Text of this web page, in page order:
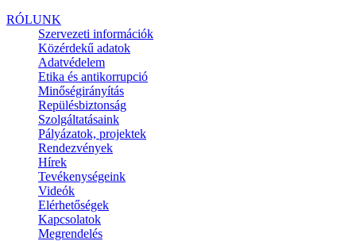
RÓLUNK
Szervezeti információk
Közérdekű adatok
Adatvédelem
Etika és antikorrupció
Minőségirányítás
Repülésbiztonság
Szolgáltatásaink
Pályázatok, projektek
Rendezvények
Hírek
Tevékenységeink
Videók
Elérhetőségek
Kapcsolatok
Megrendelés